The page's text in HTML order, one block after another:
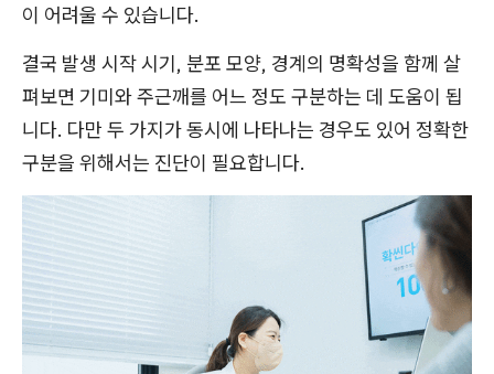
이 어려울 수 있습니다.
결국 발생 시작 시기, 분포 모양, 경계의 명확성을 함께 살
펴보면 기미와 주근깨를 어느 정도 구분하는 데 도움이 됩
니다. 다만 두 가지가 동시에 나타나는 경우도 있어 정확한
구분을 위해서는 진단이 필요합니다.